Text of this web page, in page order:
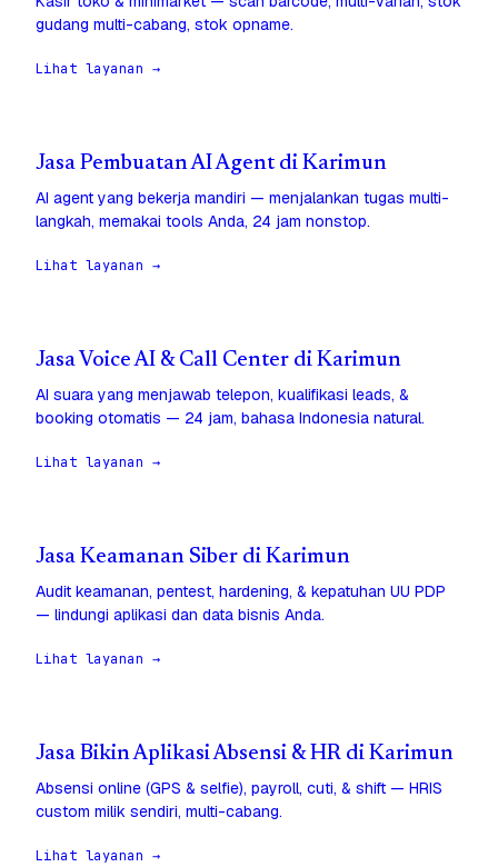
gudang multi-cabang, stok opname.
Lihat layanan →
Jasa Pembuatan AI Agent di Karimun
AI agent yang bekerja mandiri — menjalankan tugas multi-
langkah, memakai tools Anda, 24 jam nonstop.
Lihat layanan →
Jasa Voice AI & Call Center di Karimun
AI suara yang menjawab telepon, kualifikasi leads, &
booking otomatis — 24 jam, bahasa Indonesia natural.
Lihat layanan →
Jasa Keamanan Siber di Karimun
Audit keamanan, pentest, hardening, & kepatuhan UU PDP
— lindungi aplikasi dan data bisnis Anda.
Lihat layanan →
Jasa Bikin Aplikasi Absensi & HR di Karimun
Absensi online (GPS & selfie), payroll, cuti, & shift — HRIS
custom milik sendiri, multi-cabang.
Lihat layanan →